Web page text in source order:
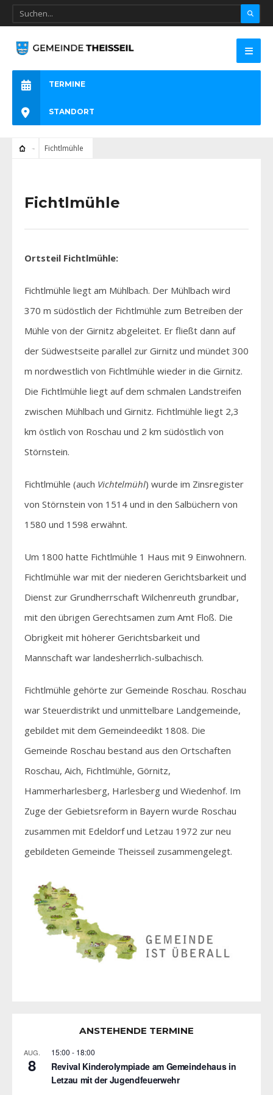
TERMINE
STANDORT
Fichtlmühle
Fichtlmühle
Ortsteil Fichtlmühle:
Fichtlmühle liegt am Mühlbach. Der Mühlbach wird
370 m südöstlich der Fichtlmühle zum Betreiben der
Mühle von der Girnitz abgeleitet. Er fließt dann auf
der Südwestseite parallel zur Girnitz und mündet 300
m nordwestlich von Fichtlmühle wieder in die Girnitz.
Die Fichtlmühle liegt auf dem schmalen Landstreifen
zwischen Mühlbach und Girnitz. Fichtlmühle liegt 2,3
km östlich von Roschau und 2 km südöstlich von
Störnstein.
Fichtlmühle (auch Vichtelmühl) wurde im Zinsregister
von Störnstein von 1514 und in den Salbüchern von
1580 und 1598 erwähnt.
Um 1800 hatte Fichtlmühle 1 Haus mit 9 Einwohnern.
Fichtlmühle war mit der niederen Gerichtsbarkeit und
Dienst zur Grundherrschaft Wilchenreuth grundbar,
mit den übrigen Gerechtsamen zum Amt Floß. Die
Obrigkeit mit höherer Gerichtsbarkeit und
Mannschaft war landesherrlich-sulbachisch.
Fichtlmühle gehörte zur Gemeinde Roschau. Roschau
war Steuerdistrikt und unmittelbare Landgemeinde,
gebildet mit dem Gemeindeedikt 1808. Die
Gemeinde Roschau bestand aus den Ortschaften
Roschau, Aich, Fichtlmühle, Görnitz,
Hammerharlesberg, Harlesberg und Wiedenhof. Im
Zuge der Gebietsreform in Bayern wurde Roschau
zusammen mit Edeldorf und Letzau 1972 zur neu
gebildeten Gemeinde Theisseil zusammengelegt.
ANSTEHENDE TERMINE
AUG.
8
15:00 - 18:00
Revival Kinderolympiade am Gemeindehaus in
Letzau mit der Jugendfeuerwehr